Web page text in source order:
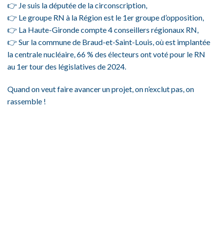
👉 Je suis la députée de la circonscription,
👉 Le groupe RN à la Région est le 1er groupe d’opposition,
👉 La Haute-Gironde compte 4 conseillers régionaux RN,
👉 Sur la commune de Braud-et-Saint-Louis, où est implantée
la centrale nucléaire, 66 % des électeurs ont voté pour le RN
au 1er tour des législatives de 2024.
Quand on veut faire avancer un projet, on n’exclut pas, on
rassemble !